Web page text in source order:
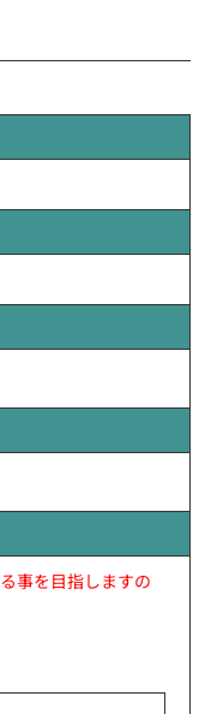
事を目指しますの